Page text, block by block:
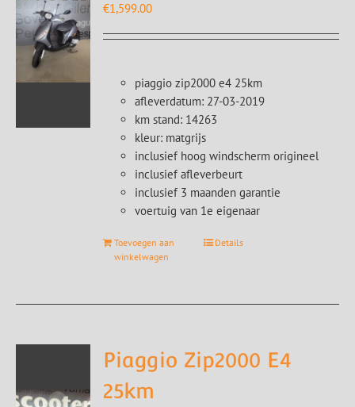
€1,599.00
piaggio zip2000 e4 25km
afleverdatum: 27-03-2019
km stand: 14263
kleur: matgrijs
inclusief hoog windscherm origineel
inclusief afleverbeurt
inclusief 3 maanden garantie
voertuig van 1e eigenaar
Toevoegen aan
winkelwagen
Details
Piaggio Zip2000 E4
25km